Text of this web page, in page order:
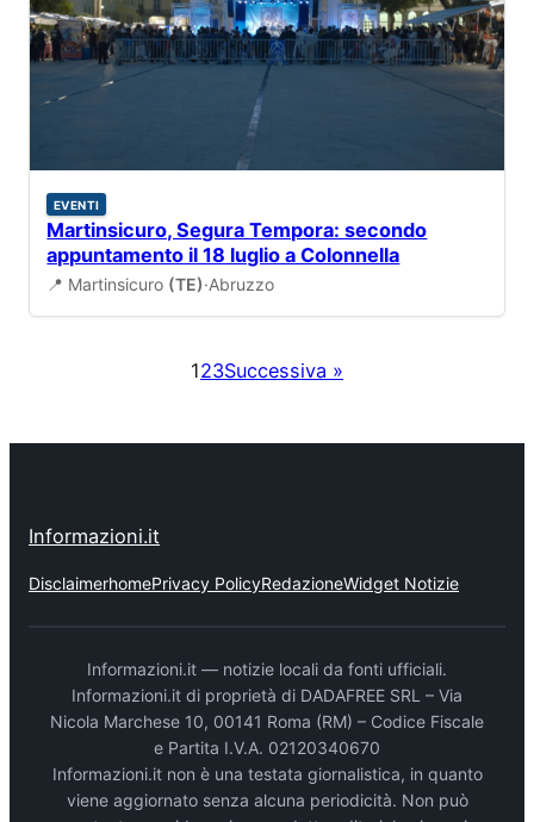
EVENTI
Martinsicuro, Segura Tempora: secondo
appuntamento il 18 luglio a Colonnella
📍 Martinsicuro (TE)·Abruzzo
123Successiva »
Informazioni.it
DisclaimerhomePrivacy PolicyRedazioneWidget Notizie
Informazioni.it — notizie locali da fonti ufficiali.
Informazioni.it di proprietà di DADAFREE SRL – Via
Nicola Marchese 10, 00141 Roma (RM) – Codice Fiscale
e Partita I.V.A. 02120340670
Informazioni.it non è una testata giornalistica, in quanto
viene aggiornato senza alcuna periodicità. Non può